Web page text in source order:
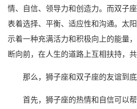
情、自信、领导力和创造力。而双子
表着选择、平衡、适应性和沟通。太
示着一种充满活力和积极向上的能量
断向前，在人生的道路上互相扶持，共
那么，狮子座和双子座的友谊到底
首先，狮子座的热情和自信可以